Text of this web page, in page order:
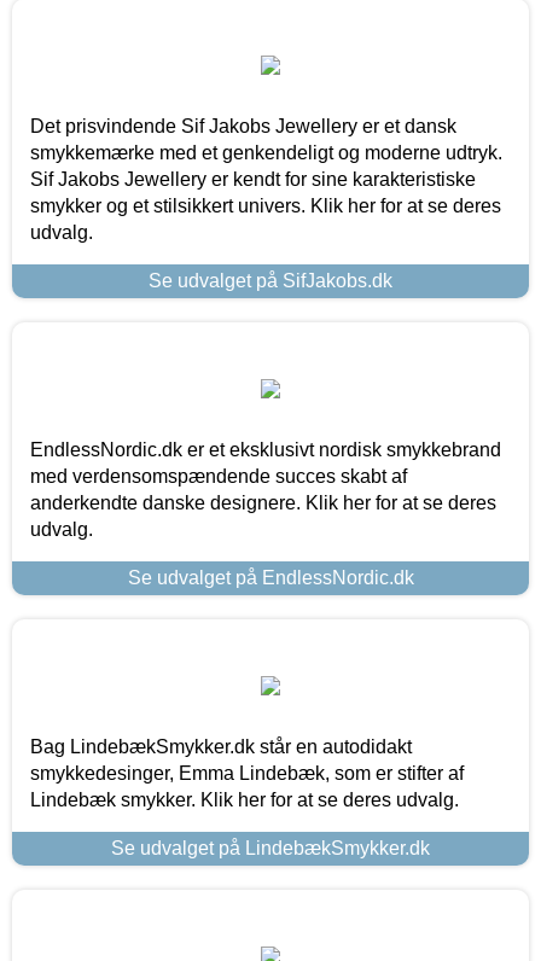
Det prisvindende Sif Jakobs Jewellery er et dansk
smykkemærke med et genkendeligt og moderne udtryk.
Sif Jakobs Jewellery er kendt for sine karakteristiske
smykker og et stilsikkert univers. Klik her for at se deres
udvalg.
Se udvalget på SifJakobs.dk
EndlessNordic.dk er et eksklusivt nordisk smykkebrand
med verdensomspændende succes skabt af
anderkendte danske designere. Klik her for at se deres
udvalg.
Se udvalget på EndlessNordic.dk
Bag LindebækSmykker.dk står en autodidakt
smykkedesinger, Emma Lindebæk, som er stifter af
Lindebæk smykker. Klik her for at se deres udvalg.
Se udvalget på LindebækSmykker.dk